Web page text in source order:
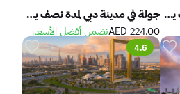
جولة في مدينة دبي لمدة نصف يوم مع زيارة المسجد الأزرق جولة في مدينة دبي لمدة نصف يوم مع زيارة برواز دبي
224.00 AED نضمن أفضل الأسعار
4.6